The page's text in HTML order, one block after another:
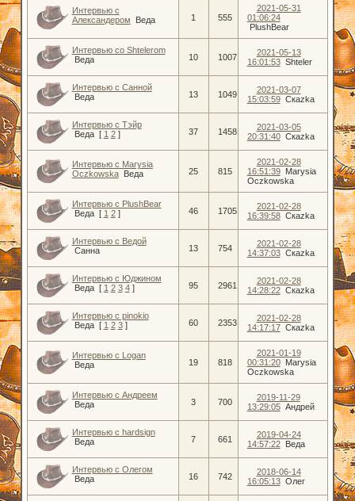
Интервью с
Александером
Веда 1 555
2021-05-31
01:06:24
PlushBear
Интервью со Shtelerom
Веда
10 1007
2021-05-13
16:01:53 Shteler
Интервью с Санной
Веда
13 1049
2021-03-07
15:03:59 Скаzka
Интервью с Тэйр
Веда [ 1 2 ] 37 1458
2021-03-05
20:31:40 Скаzka
Интервью с Marysia
Oczkowska
Веда 25 815
2021-02-28
16:51:39
Marysia
Oczkowska
Интервью с PlushBear
Веда [ 1 2 ] 46 1705
2021-02-28
16:39:58 Скаzka
Интервью с Ведой
Санна
13 754
2021-02-28
14:37:03 Скаzka
Интервью с Юджином
Веда [ 1 2 3 4 ] 95 2961
2021-02-28
14:28:22 Скаzka
Интервью с pinokio
Веда [ 1 2 3 ] 60 2353
2021-02-28
14:17:17 Скаzka
Интервью с Logan
Веда
19 818
2021-01-19
00:31:20
Marysia
Oczkowska
Интервью с Андреем
Веда
3 700
2019-11-29
13:29:05 Андрей
Интервью с hardsign
Веда
7 661
2019-04-24
14:57:22
Веда
Интервью с Олегом
Веда
16 742
2018-06-14
16:05:13 Олег